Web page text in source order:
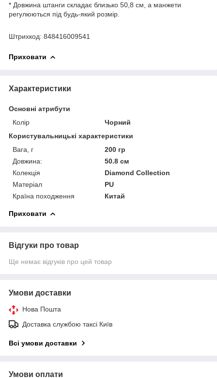
* Довжина штанги складає близько 50,8 см, а манжети
регулюються під будь-який розмір.
Штрихкод: 848416009541
Приховати
Характеристики
Основні атрибути
Колір
Чорний
Користувальницькі характеристики
Вага, г
200 гр
Довжина:
50.8 см
Колекція
Diamond Collection
Матеріал
PU
Країна походження
Китай
Приховати
Відгуки про товар
Ще немає відгуків про цей товар
Умови доставки
Нова Пошта
Доставка службою таксі Київ
Всі умови доставки
Умови оплати